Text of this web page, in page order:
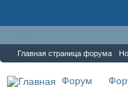
Главная страница форума
Форум